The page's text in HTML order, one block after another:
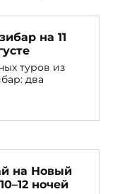
на 11
туров из
два
на Новый
ночей